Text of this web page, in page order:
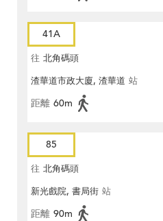
41A
往 北角碼頭
渣華道市政大廈, 渣華道 站
距離 60m
85
往 北角碼頭
新光戲院, 書局街 站
距離 90m